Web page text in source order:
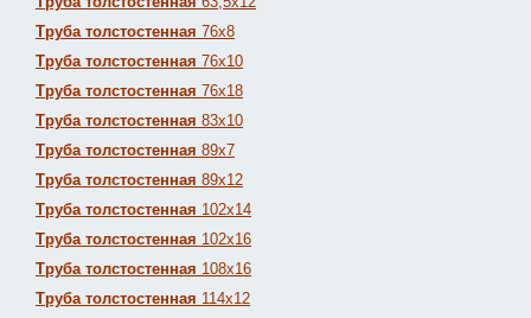
Труба толстостенная 76х8
Труба толстостенная 76х10
Труба толстостенная 76х18
Труба толстостенная 83х10
Труба толстостенная 89х7
Труба толстостенная 89х12
Труба толстостенная 102х14
Труба толстостенная 102х16
Труба толстостенная 108х16
Труба толстостенная 114х12